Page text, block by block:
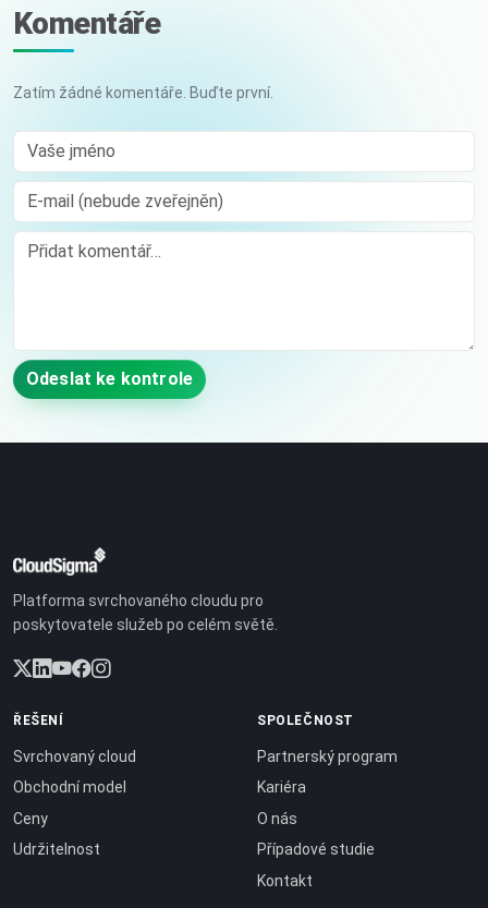
Komentáře
Zatím žádné komentáře. Buďte první.
Vaše jméno
E-mail (nebude zveřejněn)
Comment
Odeslat ke kontrole
Platforma svrchovaného cloudu pro
poskytovatele služeb po celém světě.
ŘEŠENÍ
Svrchovaný cloud
Obchodní model
Ceny
Udržitelnost
SPOLEČNOST
Partnerský program
Kariéra
O nás
Případové studie
Kontakt